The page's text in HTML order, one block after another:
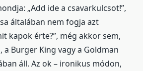
„Add ide a csavarkulcsot!”,
általában nem fogja azt
kapok érte?”, még akkor sem,
a Burger King vagy a Goldman
áll. Az ok – ironikus módon,